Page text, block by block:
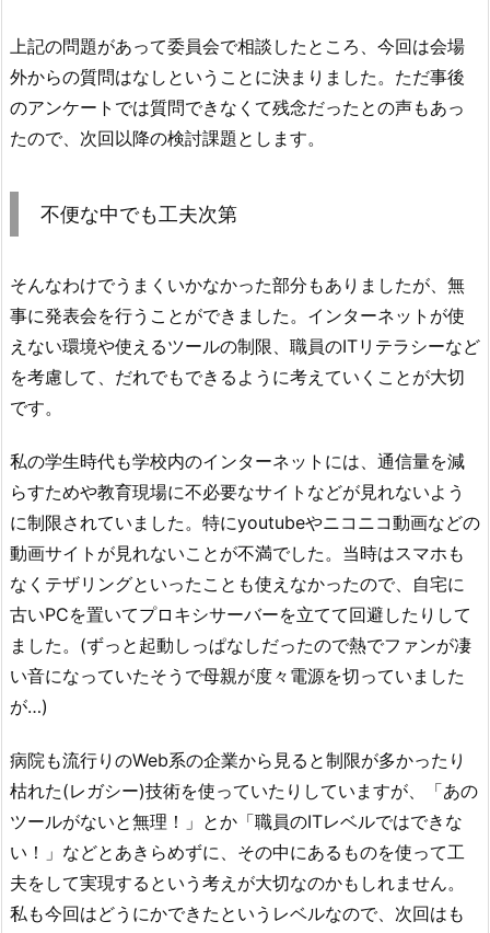
上記の問題があって委員会で相談したところ、今回は会場
外からの質問はなしということに決まりました。ただ事後
のアンケートでは質問できなくて残念だったとの声もあっ
たので、次回以降の検討課題とします。
不便な中でも工夫次第
そんなわけでうまくいかなかった部分もありましたが、無
事に発表会を行うことができました。インターネットが使
えない環境や使えるツールの制限、職員のITリテラシーなど
を考慮して、だれでもできるように考えていくことが大切
です。
私の学生時代も学校内のインターネットには、通信量を減
らすためや教育現場に不必要なサイトなどが見れないよう
に制限されていました。特にyoutubeやニコニコ動画などの
動画サイトが見れないことが不満でした。当時はスマホも
なくテザリングといったことも使えなかったので、自宅に
古いPCを置いてプロキシサーバーを立てて回避したりして
ました。(ずっと起動しっぱなしだったので熱でファンが凄
い音になっていたそうで母親が度々電源を切っていました
が…)
病院も流行りのWeb系の企業から見ると制限が多かったり
枯れた(レガシー)技術を使っていたりしていますが、「あの
ツールがないと無理！」とか「職員のITレベルではできな
い！」などとあきらめずに、その中にあるものを使って工
夫をして実現するという考えが大切なのかもしれません。
私も今回はどうにかできたというレベルなので、次回はも